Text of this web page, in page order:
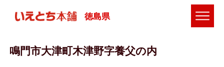
徳島県
鳴門市大津町木津野字養父の内